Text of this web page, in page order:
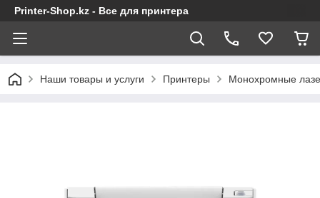
Printer-Shop.kz - Все для принтера
Наши товары и услуги Принтеры Монохромные